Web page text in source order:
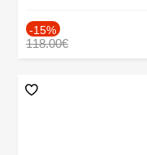
-15%
118.00€